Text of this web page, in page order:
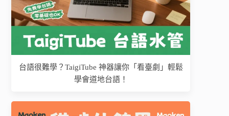
台語很難學？TaigiTube 神器讓你「看臺劇」輕鬆
學會道地台語！